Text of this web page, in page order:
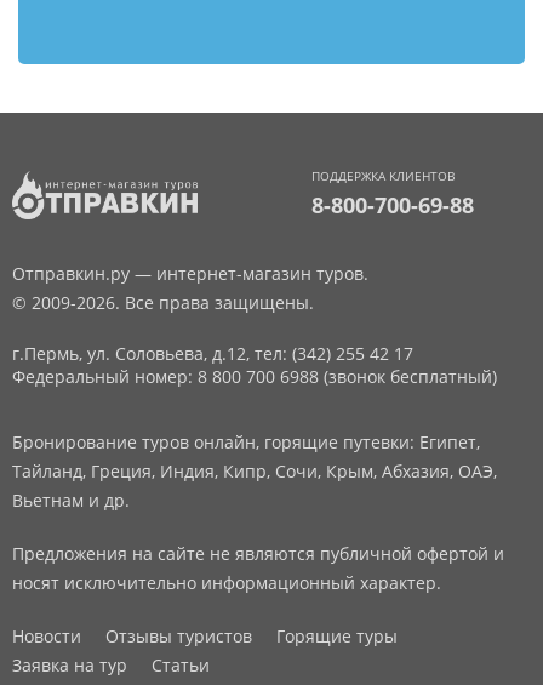
ПОДДЕРЖКА КЛИЕНТОВ
8-800-700-69-88
Отправкин.ру — интернет-магазин туров.
© 2009-2026. Все права защищены.
г.Пермь, ул. Соловьева, д.12, тел: (342) 255 42 17
Федеральный номер: 8 800 700 6988 (звонок бесплатный)
Бронирование туров онлайн, горящие путевки: Египет,
Тайланд, Греция, Индия, Кипр, Сочи, Крым, Абхазия, ОАЭ,
Вьетнам и др.
Предложения на сайте не являются публичной офертой и
носят исключительно информационный характер.
Новости Отзывы туристов
Горящие туры
Заявка на тур
Статьи